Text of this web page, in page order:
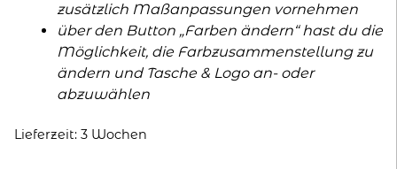
zusätzlich Maßanpassungen vornehmen
über den Button „Farben ändern“ hast du die
Möglichkeit, die Farbzusammenstellung zu
ändern und Tasche & Logo an- oder
abzuwählen
Lieferzeit: 3 Wochen